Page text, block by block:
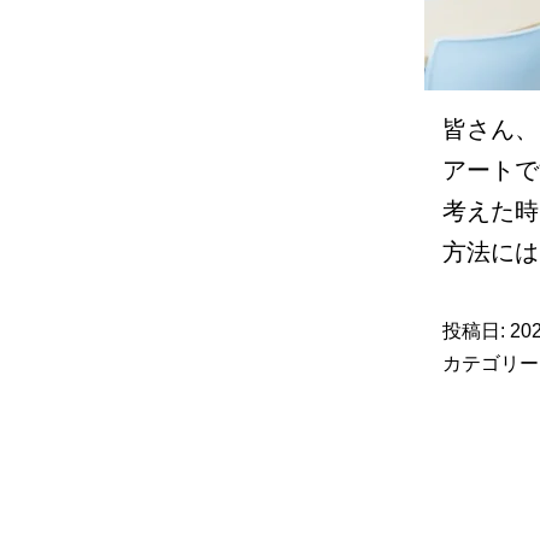
皆さん
アート
考えた
方法に
投稿日:
カテゴリ